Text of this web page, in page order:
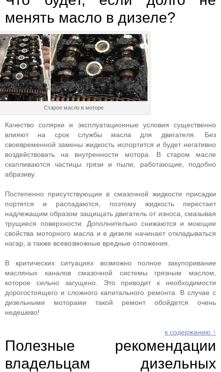
менять масло в дизеле?
Старое масло в моторе
Качество солярки и эксплуатационные условия существенно
влияют на срок службы масла для двигателя. Без
своевременной замены жидкость испортится и будет негативно
воздействовать на внутренности мотора. В старом масле
скапливаются частицы грязи и пыли, работающие, подобно
абразиву.
Постепенно присутствующие в смазочной жидкости присадки
портятся и распадаются, поэтому жидкость перестает
надлежащим образом защищать двигатель от износа, смазывая
трущиеся поверхности. Дополнительно снижаются и моющие
свойства моторного масла и в дизеле начинает откладываться
нагар, а также всевозможные вредные отложения.
В критических ситуациях возможно полное закупоривание
масляных каналов смазочной системы грязным маслом,
которое сильно загущено. Это приводит к необходимости
дорогостоящего и сложного капитального ремонта. В случае с
дизельными моторами такой ремонт обойдется очень
недешево!
к содержанию ↑
Полезные рекомендации
владельцам дизельных